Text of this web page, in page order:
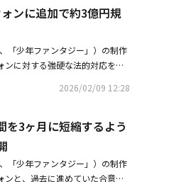
全文】こんにちは。株式会社
加の立場をお伝えいたします。
行しています。正確な事実関
の協議過程において、17人の固
裂し、これにPHUNKEY STUDI
争う手続きに過ぎず、アーティ
が進行中であるという理由で、
もユ・ジュンウォンがいかなる
ォンは過去3年間、ただの一つ
に誠実に臨んできました。10
するなというのが商道徳だと言
一方的な離脱により、FANTAS
にデビューと活動を準備して
制作陣と関係者たちも重大な影
く受け止めている」と伝えた。
ォンの離脱後、グループ活動お
の損害賠償訴訟とは別に、今後
ユ・ジュンウォン側が合意また
とを要請する」と伝えた。ユ・
ーズン2～」に出演し、最終1位
成されているという。ユ・ジ
と、一緒に歩む仲間たちに出会
、ユ・ジュンウォンの過去の活
先立ち、現在進行中の法的紛争
めるにあたり、いかなる法的問
ンウォンに関連する損害賠償請
～放課後のときめきシーズン2
メンバーに選ばれた。しかし
と対立した。ユ・ジュン
、無断でファンミーティングを
ンに追加で約3億円規
「少年ファンタジー」）の制作
ンに対する強硬な法的対応を継
したとして、既存の訴訟に加
によると、ユ・ジュンウォ
としてレコーディングや日本
しかし、日本でのスケジュール
突然アーティストを実家へ帰宅
2026/02/09 12:28
を3ヶ月に短縮するよう
「少年ファンタジー」）の制作
ンと、過去に進めていた合意試